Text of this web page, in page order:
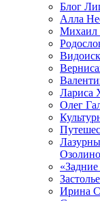
Блог
Алла
Михаил
Лариса
Олег
Ирина